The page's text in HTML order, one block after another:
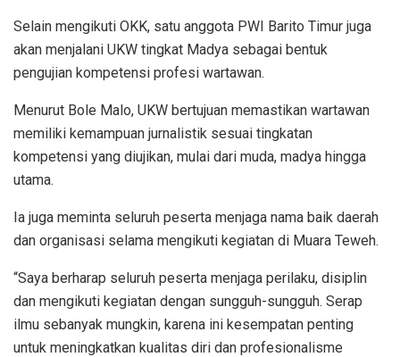
Selain mengikuti OKK, satu anggota PWI Barito Timur juga
akan menjalani UKW tingkat Madya sebagai bentuk
pengujian kompetensi profesi wartawan.
Menurut Bole Malo, UKW bertujuan memastikan wartawan
memiliki kemampuan jurnalistik sesuai tingkatan
kompetensi yang diujikan, mulai dari muda, madya hingga
utama.
Ia juga meminta seluruh peserta menjaga nama baik daerah
dan organisasi selama mengikuti kegiatan di Muara Teweh.
“Saya berharap seluruh peserta menjaga perilaku, disiplin
dan mengikuti kegiatan dengan sungguh-sungguh. Serap
ilmu sebanyak mungkin, karena ini kesempatan penting
untuk meningkatkan kualitas diri dan profesionalisme